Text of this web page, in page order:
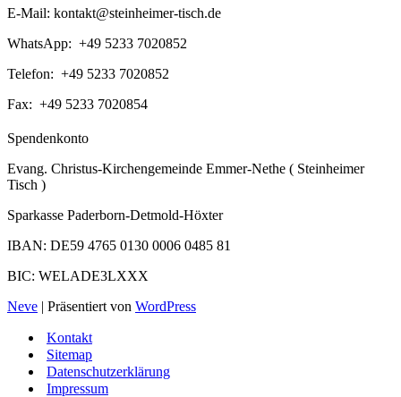
E-Mail: kontakt@steinheimer-tisch.de
WhatsApp: +49 5233 7020852
Telefon: +49 5233 7020852
Fax: +49 5233 7020854
Spendenkonto
Evang. Christus-Kirchengemeinde Emmer-Nethe ( Steinheimer
Tisch )
Sparkasse Paderborn-Detmold-Höxter
IBAN: DE59 4765 0130 0006 0485 81
BIC: WELADE3LXXX
Neve | Präsentiert von WordPress
Kontakt
Sitemap
Datenschutzerklärung
Impressum